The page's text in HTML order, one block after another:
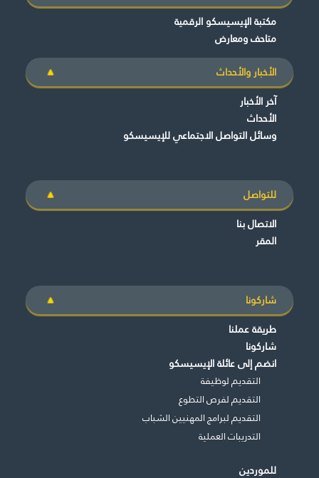
مكتبة الإيسيسكو الرقمية
متاحف ومعارض
الأخبار والأحداث
آخر الأخبار
الأحداث
وسائل التواصل الاجتماعي للإيسيسكو
للتواصل
الاتصال بنا
المقر
شاركونا
طريقة عملنا
شاركونا
انضم إلى عائلة الإيسيسكو
التقديم لوظيفة
التقديم لفرص التطوع
التقديم لبرامج المهنيين الشباب
التدريبات العملية
للموردين